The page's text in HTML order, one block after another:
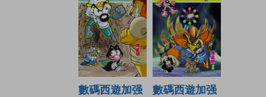
數碼西遊加强
數碼西遊加强